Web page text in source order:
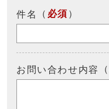
件名 （ 必須 ）
お問い合わせ内容 （